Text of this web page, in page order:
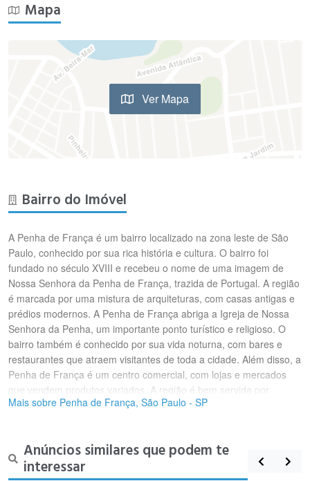
Mapa
Ver Mapa
Bairro do Imóvel
A Penha de França é um bairro localizado na zona leste de São
Paulo, conhecido por sua rica história e cultura. O bairro foi
fundado no século XVIII e recebeu o nome de uma imagem de
Nossa Senhora da Penha de França, trazida de Portugal. A região
é marcada por uma mistura de arquiteturas, com casas antigas e
prédios modernos. A Penha de França abriga a Igreja de Nossa
Senhora da Penha, um importante ponto turístico e religioso. O
bairro também é conhecido por sua vida noturna, com bares e
restaurantes que atraem visitantes de toda a cidade. Além disso, a
Penha de França é um centro comercial, com lojas e mercados
que vendem produtos variados. A região é bem servida por
transporte público, facilitando o acesso a outras partes da cidade.
Mais sobre Penha de França, São Paulo - SP
Anúncios similares que podem te
interessar